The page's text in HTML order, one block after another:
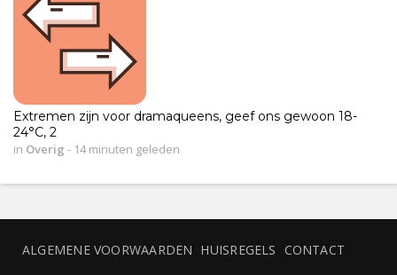
Extremen zijn voor dramaqueens, geef ons gewoon 18-
24°C, 2
in Overig - 14 minuten geleden
ALGEMENE VOORWAARDEN HUISREGELS CONTACT